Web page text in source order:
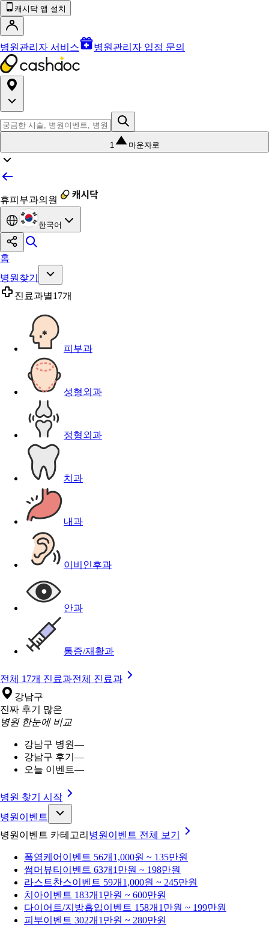
캐시닥 앱 설치
병원관리자 서비스 병원관리자 입점 문의
1 마운자로
휴피부과의원
한국어
홈
병원찾기
진료과별17개
피부과
성형외과
정형외과
치과
내과
이비인후과
안과
통증/재활과
전체 17개 진료과전체 진료과
강남구
진짜 후기 많은
병원 한눈에 비교
강남구 병원—
강남구 후기 —
오늘 이벤트—
병원 찾기 시작
병원이벤트
병원이벤트 카테고리 병원이벤트 전체 보기
폭염케어 이벤트 56개 1,000원 ~ 135만원
썸머뷰티 이벤트 63개 1만원 ~ 198만원
라스트찬스이벤트 59개 1,000원 ~ 245만원
치아이벤트 183개 1만원 ~ 600만원
다이어트/지방흡입이벤트 158개 1만원 ~ 199만원
피부이벤트 302개 1만원 ~ 280만원